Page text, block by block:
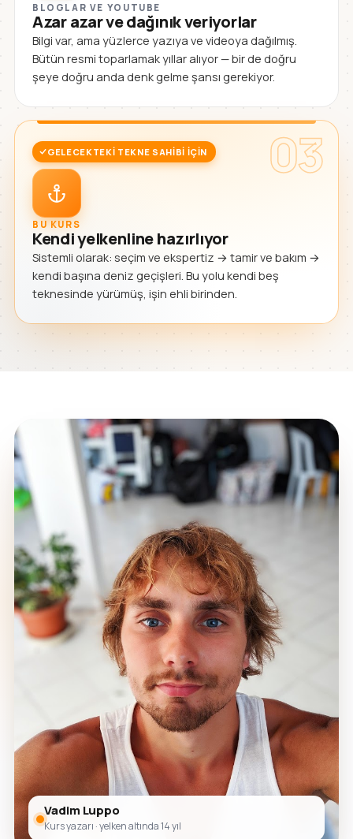
BLOGLAR VE YOUTUBE
Azar azar ve dağınık veriyorlar
Bilgi var, ama yüzlerce yazıya ve videoya dağılmış.
Bütün resmi toparlamak yıllar alıyor — bir de doğru
şeye doğru anda denk gelme şansı gerekiyor.
03
GELECEKTEKI TEKNE SAHIBI IÇIN
BU KURS
Kendi yelkenline hazırlıyor
Sistemli olarak: seçim ve ekspertiz → tamir ve bakım →
kendi başına deniz geçişleri. Bu yolu kendi beş
teknesinde yürümüş, işin ehli birinden.
Vadim Luppo
Kurs yazarı · yelken altında 14 yıl